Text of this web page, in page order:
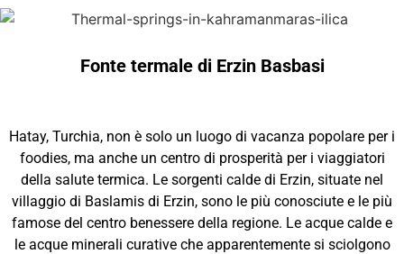
Fonte termale di Erzin Basbasi
Hatay, Turchia, non è solo un luogo di vacanza popolare per i
foodies, ma anche un centro di prosperità per i viaggiatori
della salute termica. Le sorgenti calde di Erzin, situate nel
villaggio di Baslamis di Erzin, sono le più conosciute e le più
famose del centro benessere della regione. Le acque calde e
le acque minerali curative che apparentemente si sciolgono